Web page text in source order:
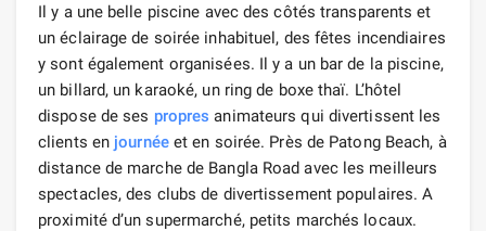
Il y a une belle piscine avec des côtés transparents et
un éclairage de soirée inhabituel, des fêtes incendiaires
y sont également organisées. Il y a un bar de la piscine,
un billard, un karaoké, un ring de boxe thaï. L’hôtel
dispose de ses propres animateurs qui divertissent les
clients en journéeet en soirée. Près de Patong Beach, à
distance de marche de Bangla Road avec les meilleurs
spectacles, des clubs de divertissement populaires. A
proximité d’un supermarché, petits marchés locaux.